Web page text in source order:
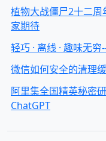
植物大战僵尸2十二
家期待
轻巧 · 离线 · 趣味无
微信如何安全的清理
阿里集全国精英秘密
ChatGPT